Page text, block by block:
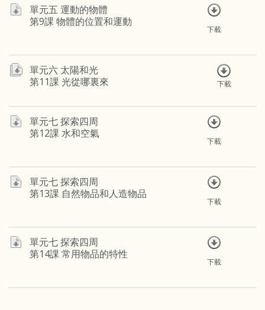
單元五 運動的物體
第9課 物體的位置和運動
下載
單元六 太陽和光
第11課 光從哪裏來
下載
單元七 探索四周
第12課 水和空氣
下載
單元七 探索四周
第13課 自然物品和人造物品
下載
單元七 探索四周
第14課 常用物品的特性
下載